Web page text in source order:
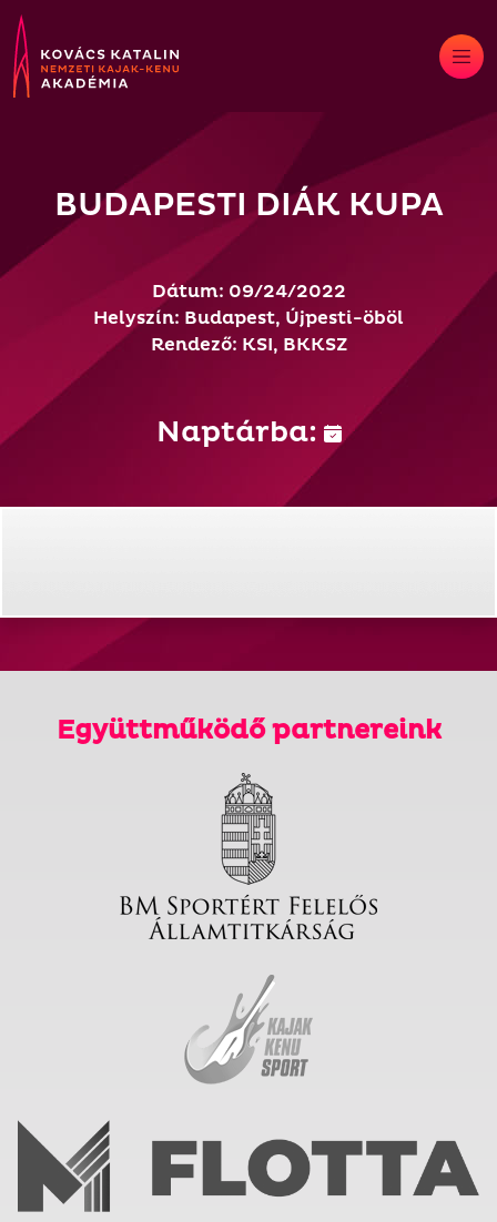
Skip
to
content
BUDAPESTI DIÁK KUPA
Dátum: 09/24/2022
Helyszín: Budapest, Újpesti-öböl
Rendező: KSI, BKKSZ
Naptárba:
Együttműködő partnereink